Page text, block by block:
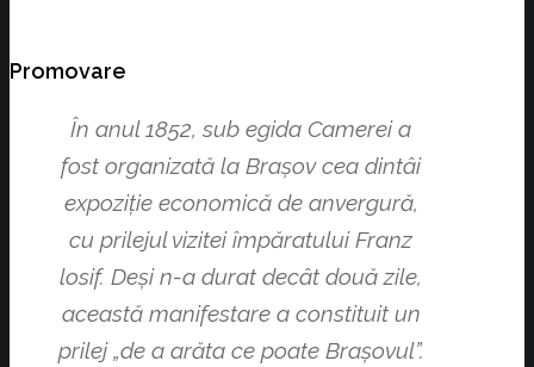
Promovare
În anul 1852, sub egida Camerei a
fost organizată la Braşov cea dintâi
expoziţie economică de anvergură,
cu prilejul vizitei împăratului Franz
losif. Deşi n-a durat decât două zile,
această manifestare a constituit un
prilej „de a arăta ce poate Braşovul”.